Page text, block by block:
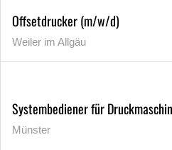
Offsetdrucker (m/w/d)
Weiler im Allgäu
Systembediener für
Münster